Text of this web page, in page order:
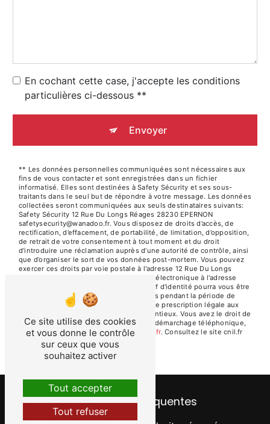
En cochant cette case, j'accepte les conditions
particulières ci-dessous **
Envoyer
** Les données personnelles communiquées sont nécessaires aux
fins de vous contacter et sont enregistrées dans un fichier
informatisé. Elles sont destinées à Safety Sécurity et ses sous-
traitants dans le seul but de répondre à votre message. Les données
collectées seront communiquées aux seuls destinataires suivants:
Safety Sécurity 12 Rue Du Longs Réages 28230 EPERNON
safetysecurity@wanadoo.fr. Vous disposez de droits d’accès, de
rectification, d’effacement, de portabilité, de limitation, d’opposition,
de retrait de votre consentement à tout moment et du droit
d’introduire une réclamation auprès d’une autorité de contrôle, ainsi
que d’organiser le sort de vos données post-mortem. Vous pouvez
exercer ces droits par voie postale à l'adresse 12 Rue Du Longs
Réages 28230 EPERNON ou par courrier électronique à l'adresse
safetysecurity@wanadoo.fr. Un justificatif d'identité pourra vous être
demandé. Nous conservons vos données pendant la période de
prise de contact puis pendant la durée de prescription légale aux
fins probatoires et de gestion des contentieux. Vous avez le droit de
vous inscrire sur la liste d'opposition au démarchage téléphonique,
disponible à cette adresse:Bloctel.gouv.fr. Consultez le site cnil.fr
pour plus d’informations sur vos droits.
Recherches fréquentes
Ce site utilise des cookies
et vous donne le contrôle
sur ceux que vous
souhaitez activer
Tout accepter
Tout refuser